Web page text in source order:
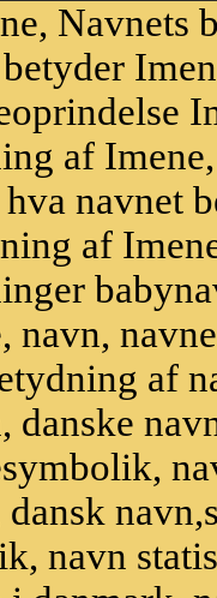
Navnets
af
navnet
af
navn,
af
danske
navn